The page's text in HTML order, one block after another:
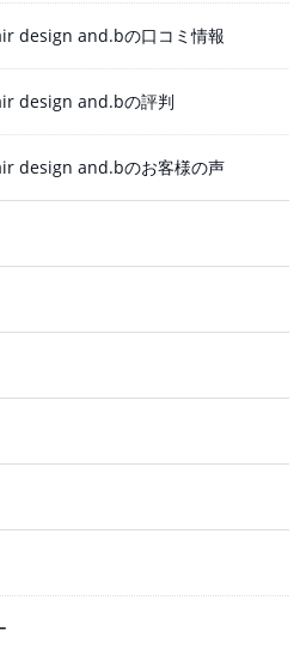
design and.bの口コミ情報
design and.bの評判
design and.bのお客様の声